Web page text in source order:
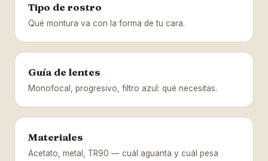
Tipo de rostro
Qué montura va con la forma de tu cara.
Guía de lentes
Monofocal, progresivo, filtro azul: qué necesitas.
Materiales
Acetato, metal, TR90 — cuál aguanta y cuál pesa